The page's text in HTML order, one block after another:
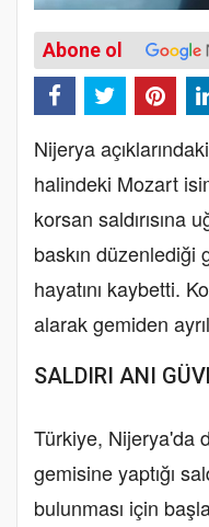
Abone ol
Nijerya
halindeki Mozart
korsan saldırısına
baskın düzenlediği
hayatını kaybetti.
alarak gemiden
SALDIRI ANI
Türkiye, Nijerya'da
gemisine yaptığı
bulunması için